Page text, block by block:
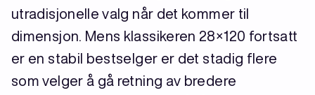
utradisjonelle valg når det kommer til
dimensjon. Mens klassikeren 28×120 fortsatt
er en stabil bestselger er det stadig flere
som velger å gå retning av bredere